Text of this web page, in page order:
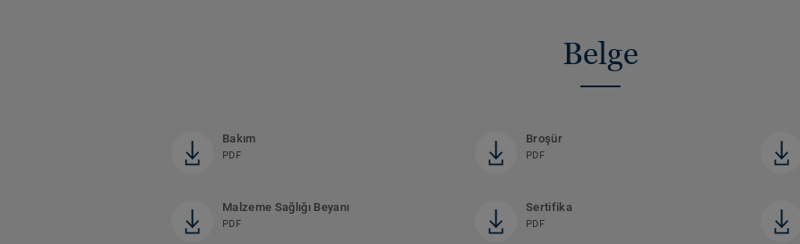
Belge
Bakım
PDF
Broşür
PDF
Malzeme Sağlığı Beyanı
PDF
Sertifika
PDF